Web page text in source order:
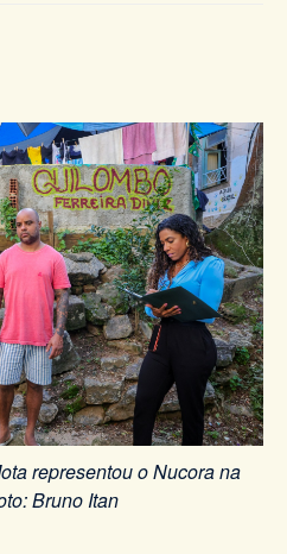
representou o Nucora na
Bruno Itan